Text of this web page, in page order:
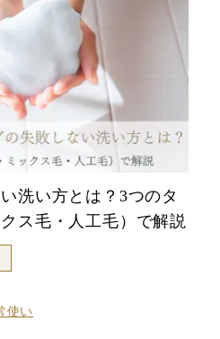
洗い方とは？3つのタ
ス毛・人工毛）で解説
使い